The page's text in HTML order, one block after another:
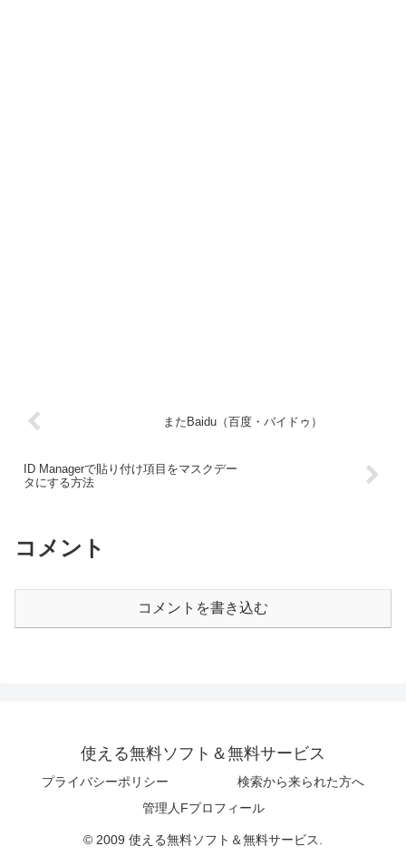
またBaidu（百度・バイドゥ）
ID Managerで貼り付け項目をマスクデー
タにする方法
コメント
コメントを書き込む
使える無料ソフト＆無料サービス
プライバシーポリシー
検索から来られた方へ
管理人Fプロフィール
© 2009 使える無料ソフト＆無料サービス.